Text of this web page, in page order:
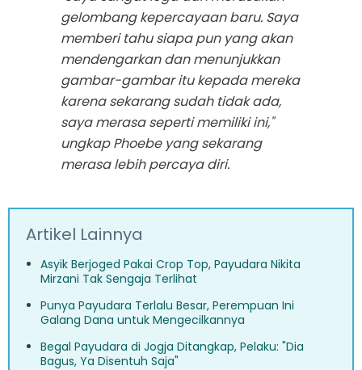
gelombang kepercayaan baru. Saya
memberi tahu siapa pun yang akan
mendengarkan dan menunjukkan
gambar-gambar itu kepada mereka
karena sekarang sudah tidak ada,
saya merasa seperti memiliki ini,"
ungkap Phoebe yang sekarang
merasa lebih percaya diri.
Artikel Lainnya
Asyik Berjoged Pakai Crop Top, Payudara Nikita
Mirzani Tak Sengaja Terlihat
Punya Payudara Terlalu Besar, Perempuan Ini
Galang Dana untuk Mengecilkannya
Begal Payudara di Jogja Ditangkap, Pelaku: "Dia
Bagus, Ya Disentuh Saja"